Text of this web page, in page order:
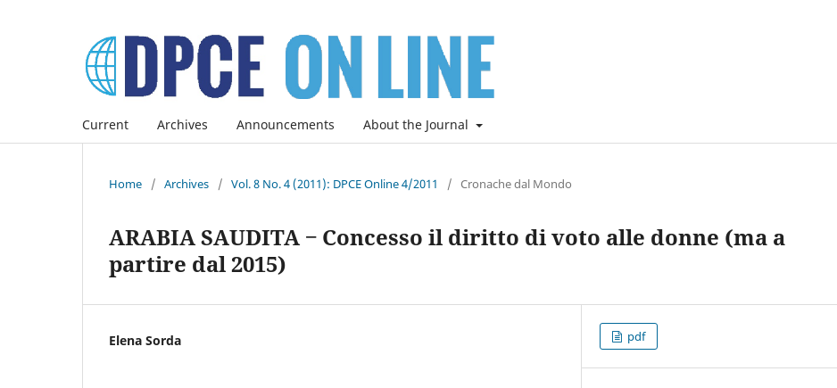
Current Archives Announcements About the Journal
Home / Archives / Vol. 8 No. 4 (2011): DPCE Online 4/2011 / Cronache dal Mondo
ARABIA SAUDITA ‒ Concesso il diritto di voto alle donne (ma a
partire dal 2015)
Elena Sorda pdf